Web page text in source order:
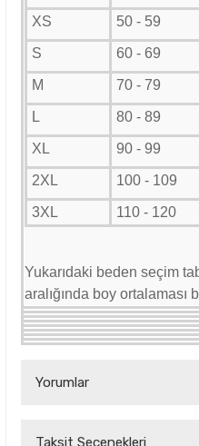
XS 50 - 59
S 60 - 69
M 70 - 79
L 80 - 89
XL 90 - 99
2XL 100 - 109
3XL 110 - 120
Yukarıdaki beden seçim
aralığında boy ortalaması
Yorumlar
Bu ürüne ilk
Taksit Seçenekleri